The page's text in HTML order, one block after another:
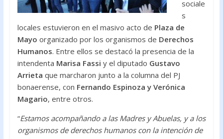
sociale
s
locales estuvieron en el masivo acto de Plaza de
Mayo organizado por los organismos de Derechos
Humanos. Entre ellos se destacó la presencia de la
intendenta Marisa Fassi y el diputado Gustavo
Arrieta que marcharon junto a la columna del PJ
bonaerense, con Fernando Espinoza y Verónica
Magario, entre otros.
“Estamos acompañando a las Madres y Abuelas, y a los
organismos de derechos humanos con la intención de